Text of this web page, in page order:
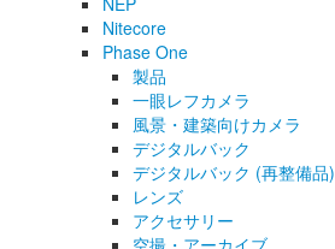
Nitecore
Phase One
製品
一眼レフカメラ
風景・建築向けカメラ
デジタルバック
デジタルバック (再整備品)
レンズ
アクセサリー